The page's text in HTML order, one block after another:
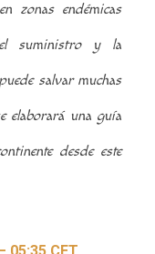
zonas endémicas
suministro y la
salvar muchas
elaborará una guía
desde este